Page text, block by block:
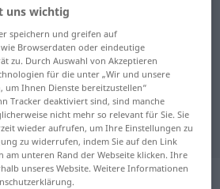
Wörterbuch
Übersetzung
: transitives Verb
uns wichtig
speichern und greifen auf
Browserdaten oder eindeutige
zu. Durch Auswahl von Akzeptieren
für die unter „Wir und unsere
um Ihnen Dienste bereitzustellen“
Tracker deaktiviert sind, sind manche
nicht mehr so relevant für Sie. Sie
wieder aufrufen, um Ihre Einstellungen zu
zu widerrufen, indem Sie auf den Link
am unteren Rand der Webseite klicken. Ihre
unseres Website. Weitere Informationen